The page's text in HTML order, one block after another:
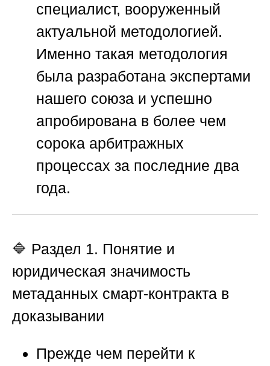
специалист, вооруженный
актуальной методологией.
Именно такая методология
была разработана экспертами
нашего союза и успешно
апробирована в более чем
сорока арбитражных
процессах за последние два
года.
🔷 Раздел 1. Понятие и
юридическая значимость
метаданных смарт-контракта в
доказывании
Прежде чем перейти к